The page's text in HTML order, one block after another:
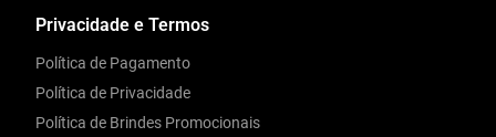
Privacidade e Termos
Política de Pagamento
Política de Privacidade
Política de Brindes Promocionais